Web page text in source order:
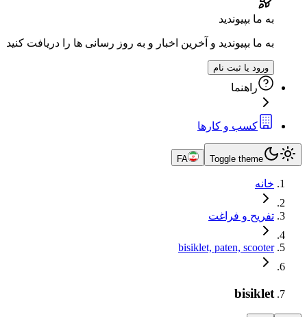
به ما بپیوندید
به ما بپیوندید و آخرین اخبار و به روز رسانی ها را دریافت کنید
ورود یا ثبت نام
راهنما
کسب و کارها
Toggle theme
FA
خانه
تفریح و فراغت
bisiklet, paten, scooter
bisiklet